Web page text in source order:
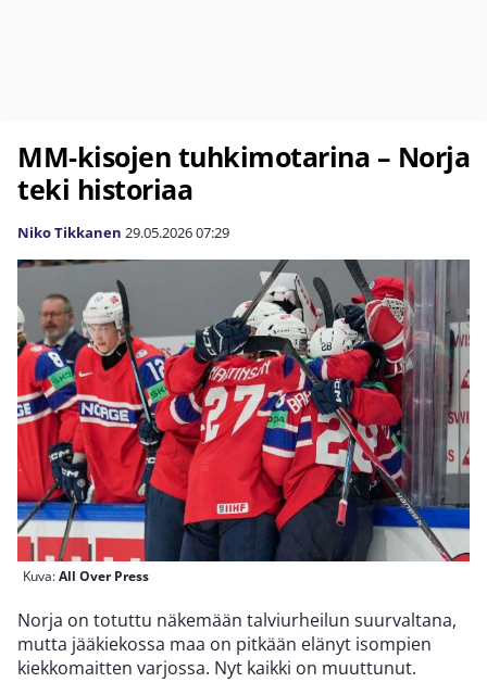
MM-kisojen tuhkimotarina – Norja
teki historiaa
Niko Tikkanen 29.05.202607:29
Kuva:All Over Press
Norja on totuttu näkemään talviurheilun suurvaltana,
mutta jääkiekossa maa on pitkään elänyt isompien
kiekkomaitten varjossa. Nyt kaikki on muuttunut.